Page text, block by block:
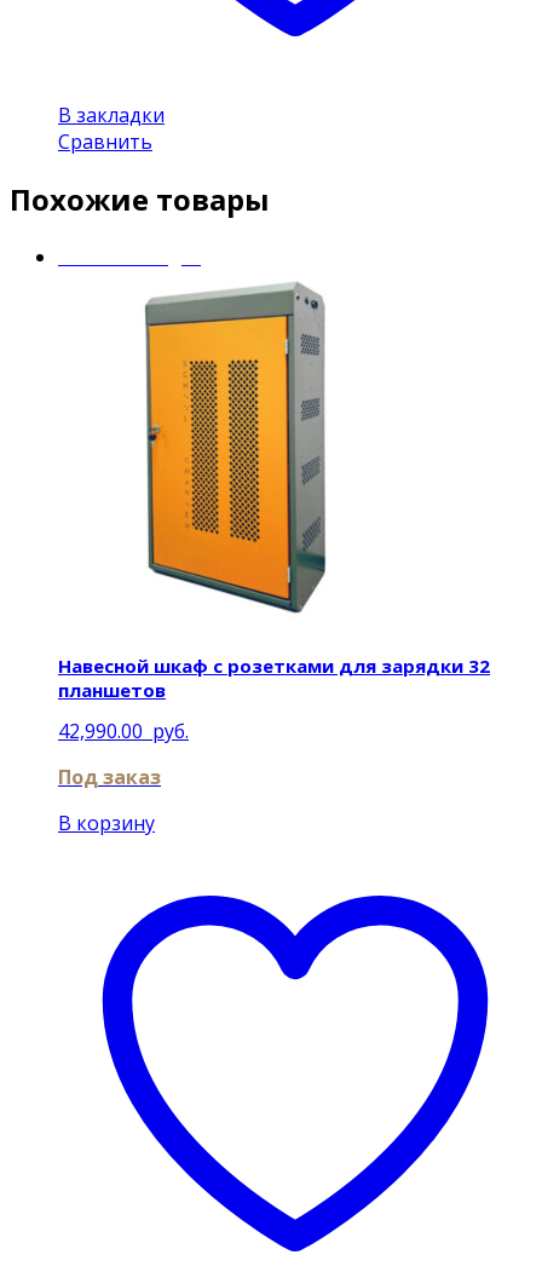
В закладки
Сравнить
Похожие товары
Навесной шкаф с розетками для зарядки 32
планшетов
42,990.00 руб.
Под заказ
В корзину